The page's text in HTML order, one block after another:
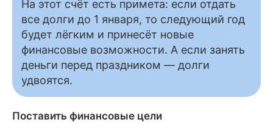
На этот счёт есть примета: если отдать
все долги до 1 января, то следующий год
будет лёгким и принесёт новые
финансовые возможности. А если занять
деньги перед праздником — долги
удвоятся.
Поставить финансовые цели